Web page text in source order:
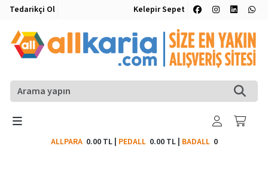
Tedarikçi Ol Kelepir Sepet
ALLPARA 0.00 TL| PEDALL 0.00 TL| BADALL0